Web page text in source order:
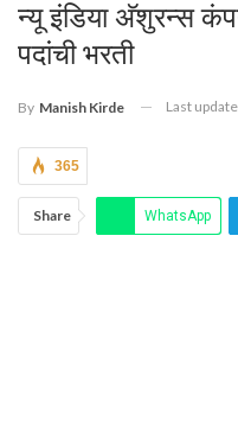
न्यू इंडिया अ‍ॅशुरन्स
पदांची भरती
By Manish Kirde Last
365
Share WhatsApp